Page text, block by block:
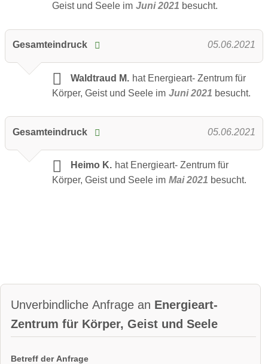
Geist und Seele im Juni 2021 besucht.
Gesamteindruck 05.06.2021
Waldtraud M. hat Energieart- Zentrum für
Körper, Geist und Seele im Juni 2021 besucht.
Gesamteindruck 05.06.2021
Heimo K. hat Energieart- Zentrum für
Körper, Geist und Seele im Mai 2021 besucht.
Unverbindliche Anfrage an Energieart-
Zentrum für Körper, Geist und Seele
Betreff der Anfrage